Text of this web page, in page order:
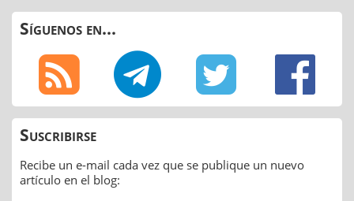
Síguenos en...
Suscribirse
Recibe un e-mail cada vez que se publique un nuevo
artículo en el blog: